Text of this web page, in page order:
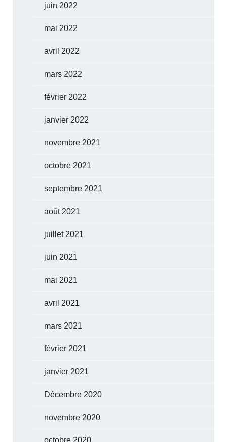
juin 2022
mai 2022
avril 2022
mars 2022
février 2022
janvier 2022
novembre 2021
octobre 2021
septembre 2021
août 2021
juillet 2021
juin 2021
mai 2021
avril 2021
mars 2021
février 2021
janvier 2021
Décembre 2020
novembre 2020
octobre 2020